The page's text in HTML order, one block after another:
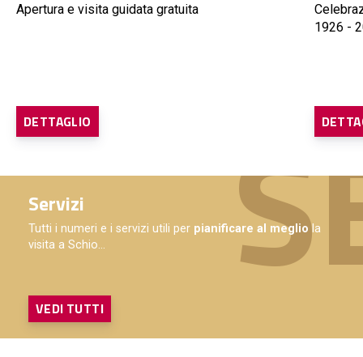
Apertura e visita guidata gratuita
DETTAGLIO
1926 -
Servizi
Tutti i numeri e i servizi utili per pianificare al meglio la
visita a Schio...
VEDI TUTTI